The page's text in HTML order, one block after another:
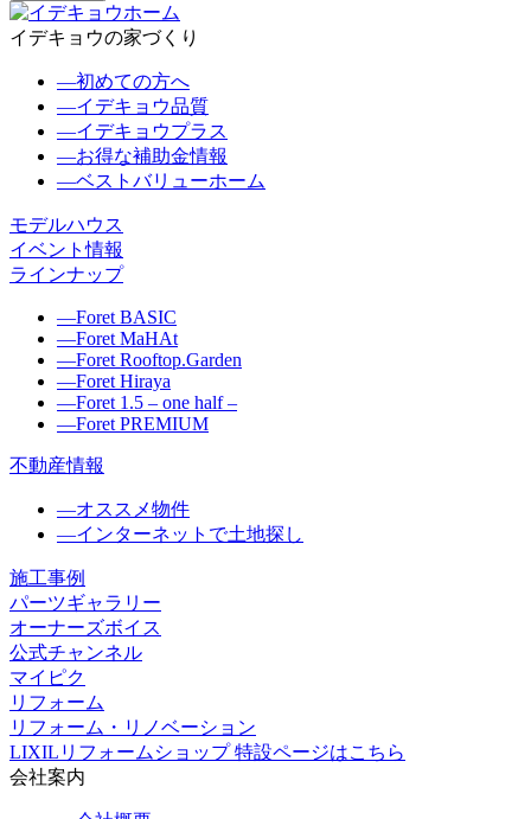
イデキョウの家づくり
―初めての方へ
―イデキョウ品質
―イデキョウプラス
―お得な補助金情報
―ベストバリューホーム
モデルハウス
イベント情報
ラインナップ
―Foret BASIC
―Foret MaHAt
―Foret Rooftop.Garden
―Foret Hiraya
―Foret 1.5 – one half –
―Foret PREMIUM
不動産情報
―オススメ物件
―インターネットで土地探し
施工事例
パーツギャラリー
オーナーズボイス
公式チャンネル
マイピク
リフォーム
リフォーム・リノベーション
LIXILリフォームショップ 特設ページはこちら
会社案内